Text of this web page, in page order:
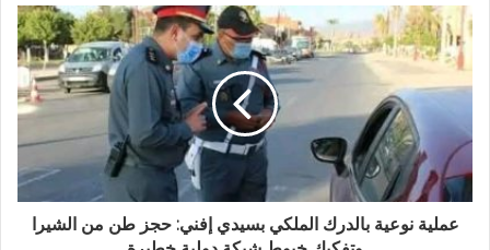
عملية نوعية بالدرك الملكي بسيدي إفني: حجز طن من الشيرا